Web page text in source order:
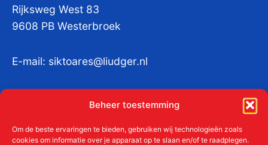
Beheer toestemming
Om de beste ervaringen te bieden, gebruiken wij technologieën zoals
cookies om informatie over je apparaat op te slaan en/of te raadplegen.
Rijksweg West 83
9608 PB Westerbroek
E-mail: siktoares@liudger.nl
KvKnr:41011712